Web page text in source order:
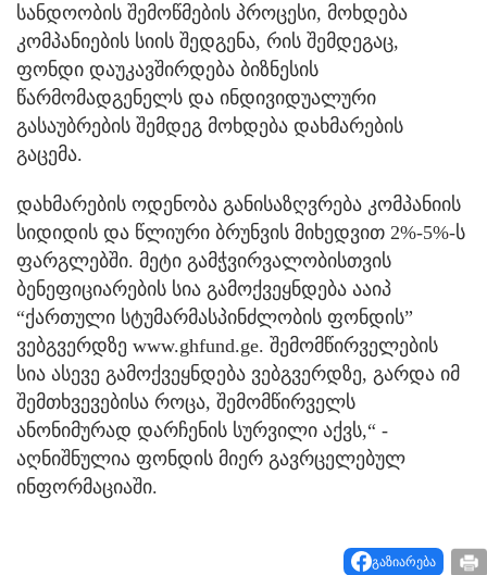
სანდოობის შემოწმების პროცესი, მოხდება
კომპანიების სიის შედგენა, რის შემდეგაც,
ფონდი დაუკავშირდება ბიზნესის
წარმომადგენელს და ინდივიდუალური
გასაუბრების შემდეგ მოხდება დახმარების
გაცემა.
დახმარების ოდენობა განისაზღვრება კომპანიის
სიდიდის და წლიური ბრუნვის მიხედვით 2%-5%-ს
ფარგლებში. მეტი გამჭვირვალობისთვის
ბენეფიციარების სია გამოქვეყნდება ააიპ
“ქართული სტუმარმასპინძლობის ფონდის”
ვებგვერდზე www.ghfund.ge. შემომწირველების
სია ასევე გამოქვეყნდება ვებგვერდზე, გარდა იმ
შემთხვევებისა როცა, შემომწირველს
ანონიმურად დარჩენის სურვილი აქვს,“ -
აღნიშნულია ფონდის მიერ გავრცელებულ
ინფორმაციაში.
გაზიარება